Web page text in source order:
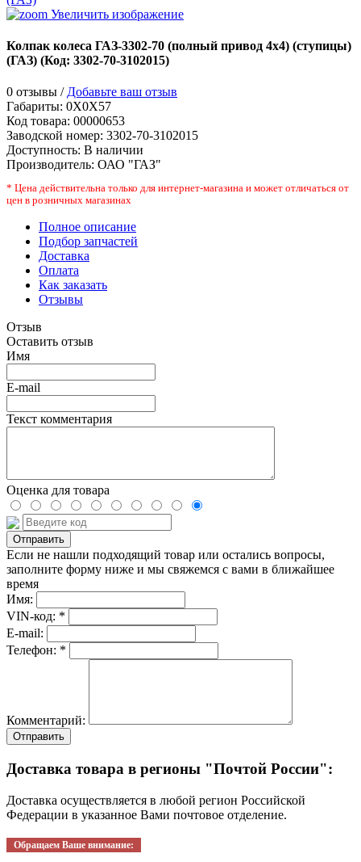
Увеличить изображение
Колпак колеса ГАЗ-3302-70 (полный привод 4х4) (ступицы)
(ГАЗ) (Код: 3302-70-3102015)
0 отзывы / Добавьте ваш отзыв
Габариты: 0X0X57
Код товара: 00000653
Заводской номер: 3302-70-3102015
Доступность: В наличии
Производитель: ОАО "ГАЗ"
* Цена действительна только для интернет-магазина и может отличаться от
цен в розничных магазинах
Полное описание
Подбор запчастей
Доставка
Оплата
Как заказать
Отзывы
Отзыв
Оставить отзыв
Имя
E-mail
Текст комментария
Оценка для товара
Если не нашли подходящий товар или остались вопросы,
заполните форму ниже и мы свяжемся с вами в ближайшее
время
Имя:
VIN-код: *
E-mail:
Телефон: *
Комментарий:
Отправить
Доставка товара в регионы "Почтой России":
Доставка осуществляется в любой регион Российской
Федерации в указанное Вами почтовое отделение.
Обращаем Ваше внимание: